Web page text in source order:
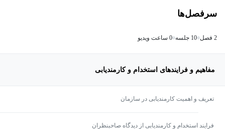
سرفصل‌ها
2 فصل 10 جلسه 0 ساعت ویدیو
مفاهیم و فرایندهای استخدام و کارمندیابی
تعریف و اهمیت کارمندیابی در سازمان
فرایند استخدام و کارمندیابی از دیدگاه صاحبنظران